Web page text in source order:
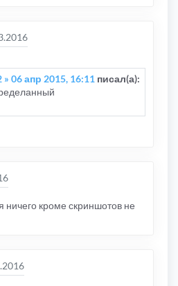
» 06 апр 2015, 16:11 писал(а):
ничего кроме скриншотов не